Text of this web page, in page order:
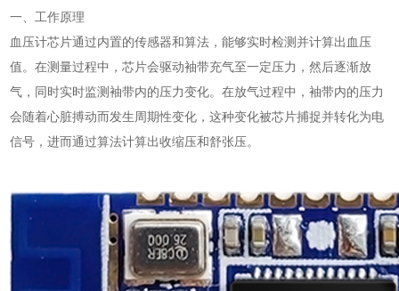
一、工作原理
血压计芯片通过内置的传感器和算法，能够实时检测并计算出血压
值。在测量过程中，芯片会驱动袖带充气至一定压力，然后逐渐放
气，同时实时监测袖带内的压力变化。在放气过程中，袖带内的压力
会随着心脏搏动而发生周期性变化，这种变化被芯片捕捉并转化为电
信号，进而通过算法计算出收缩压和舒张压。